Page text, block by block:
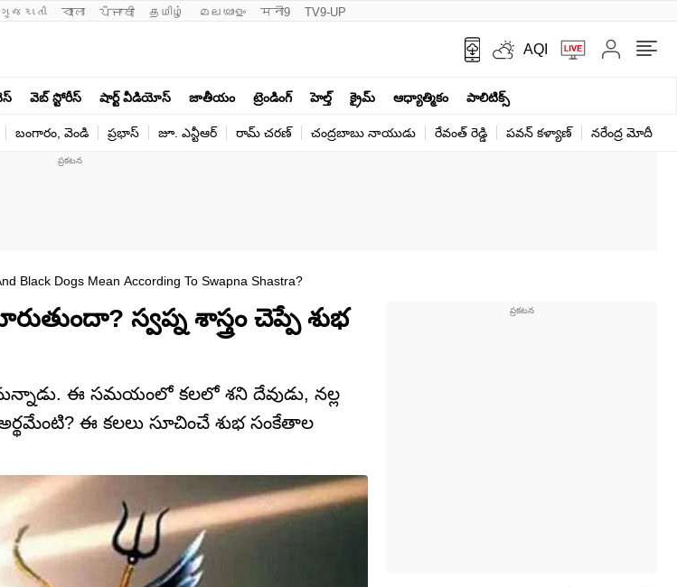
ગુજરાતી বাংলা ਪੰਜਾਬੀ தமிழ் മലയാളം मनी9 TV9-UP
AQI
వెబ్ స్టోరీస్ షార్ట్ వీడియోస్ జాతీయం ట్రెండింగ్ హెల్త్‌ క్రైమ్ ఆధ్యాత్మికం పాలిటిక్స్‌
బంగారం, వెండి ప్రభాస్ జూ. ఎన్టీఆర్ రామ్ చ‌ర‌ణ్‌ చంద్రబాబు నాయుడు రేవంత్ రెడ్డి పవన్ కళ్యాణ్ నరేంద్ర మోదీ
Black Dogs Mean According To Swapna Shastra?
స్వప్న శాస్త్రం చెప్పే శుభ
ఈ సమయంలో కలలో శని దేవుడు, నల్ల
ఈ కలలు సూచించే శుభ సంకేతాల